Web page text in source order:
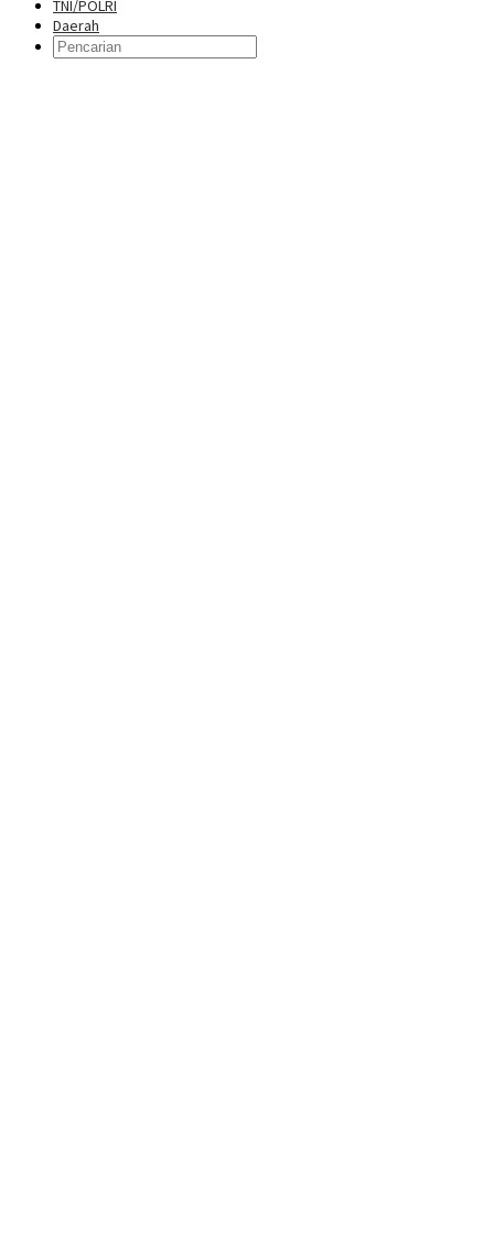
TNI/POLRI
Daerah